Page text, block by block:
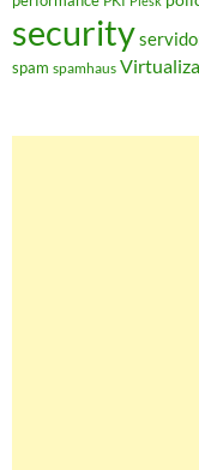
security
spam spamhaus